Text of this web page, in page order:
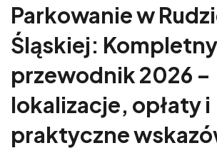
Parkowanie w
Śląskiej: Kompletny
przewodnik 2026 –
lokalizacje, opłaty i
praktyczne